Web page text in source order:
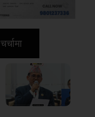
चर्चामा